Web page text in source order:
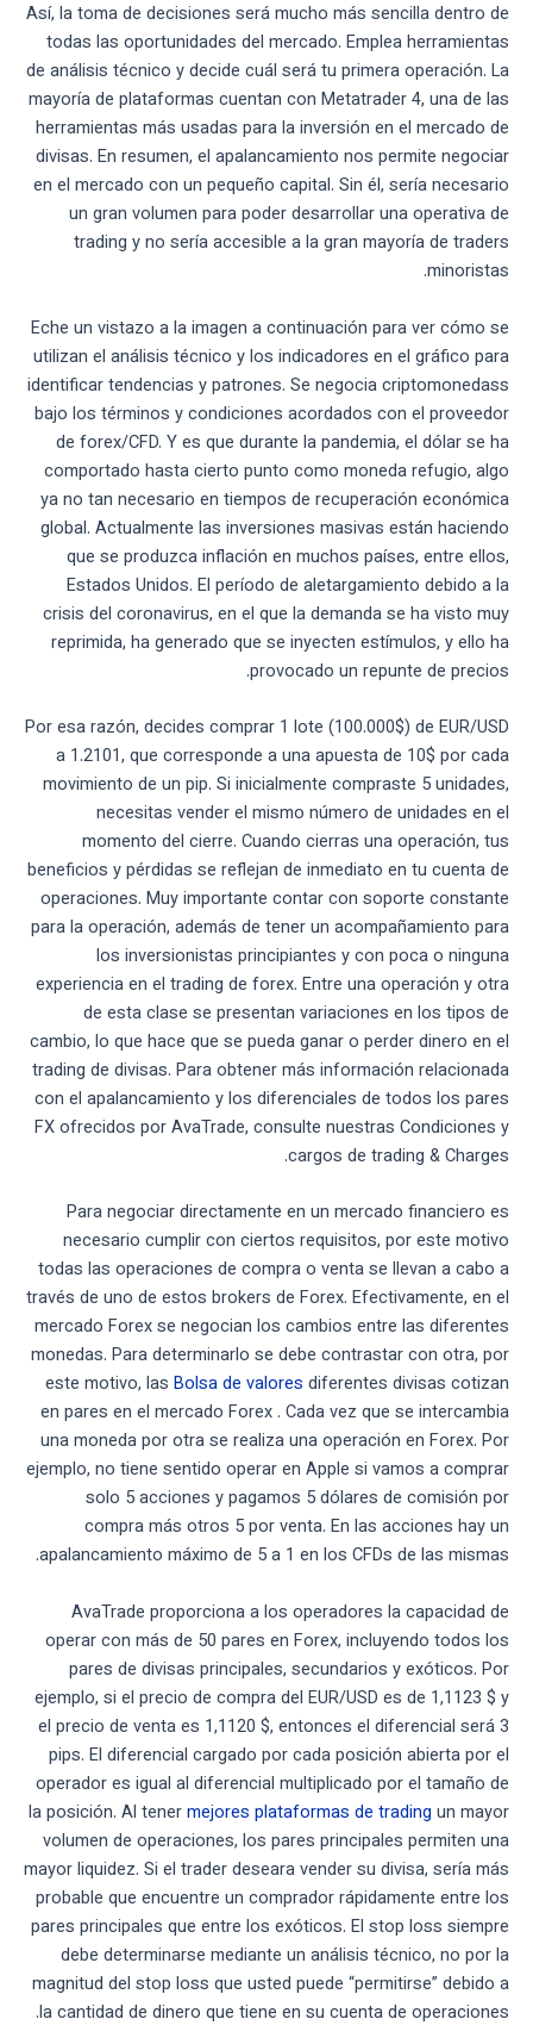
Así, la toma de decisiones será mucho más sencilla dentro de
todas las oportunidades del mercado. Emplea herramientas
de análisis técnico y decide cuál será tu primera operación. La
mayoría de plataformas cuentan con Metatrader 4, una de las
herramientas más usadas para la inversión en el mercado de
divisas. En resumen, el apalancamiento nos permite negociar
en el mercado con un pequeño capital. Sin él, sería necesario
un gran volumen para poder desarrollar una operativa de
trading y no sería accesible a la gran mayoría de traders
minoristas.
Eche un vistazo a la imagen a continuación para ver cómo se
utilizan el análisis técnico y los indicadores en el gráfico para
identificar tendencias y patrones. Se negocia criptomonedass
bajo los términos y condiciones acordados con el proveedor
de forex/CFD. Y es que durante la pandemia, el dólar se ha
comportado hasta cierto punto como moneda refugio, algo
ya no tan necesario en tiempos de recuperación económica
global. Actualmente las inversiones masivas están haciendo
que se produzca inflación en muchos países, entre ellos,
Estados Unidos. El período de aletargamiento debido a la
crisis del coronavirus, en el que la demanda se ha visto muy
reprimida, ha generado que se inyecten estímulos, y ello ha
provocado un repunte de precios.
Por esa razón, decides comprar 1 lote (100.000$) de EUR/USD
a 1.2101, que corresponde a una apuesta de 10$ por cada
movimiento de un pip. Si inicialmente compraste 5 unidades,
necesitas vender el mismo número de unidades en el
momento del cierre. Cuando cierras una operación, tus
beneficios y pérdidas se reflejan de inmediato en tu cuenta de
operaciones. Muy importante contar con soporte constante
para la operación, además de tener un acompañamiento para
los inversionistas principiantes y con poca o ninguna
experiencia en el trading de forex. Entre una operación y otra
de esta clase se presentan variaciones en los tipos de
cambio, lo que hace que se pueda ganar o perder dinero en el
trading de divisas. Para obtener más información relacionada
con el apalancamiento y los diferenciales de todos los pares
FX ofrecidos por AvaTrade, consulte nuestras Condiciones y
cargos de trading & Charges.
Para negociar directamente en un mercado financiero es
necesario cumplir con ciertos requisitos, por este motivo
todas las operaciones de compra o venta se llevan a cabo a
través de uno de estos brokers de Forex. Efectivamente, en el
mercado Forex se negocian los cambios entre las diferentes
monedas. Para determinarlo se debe contrastar con otra, por
este motivo, las Bolsa de valores diferentes divisas cotizan
en pares en el mercado Forex . Cada vez que se intercambia
una moneda por otra se realiza una operación en Forex. Por
ejemplo, no tiene sentido operar en Apple si vamos a comprar
solo 5 acciones y pagamos 5 dólares de comisión por
compra más otros 5 por venta. En las acciones hay un
apalancamiento máximo de 5 a 1 en los CFDs de las mismas.
AvaTrade proporciona a los operadores la capacidad de
operar con más de 50 pares en Forex, incluyendo todos los
pares de divisas principales, secundarios y exóticos. Por
ejemplo, si el precio de compra del EUR/USD es de 1,1123 $ y
el precio de venta es 1,1120 $, entonces el diferencial será 3
pips. El diferencial cargado por cada posición abierta por el
operador es igual al diferencial multiplicado por el tamaño de
la posición. Al tenermejores plataformas de trading un mayor
volumen de operaciones, los pares principales permiten una
mayor liquidez. Si el trader deseara vender su divisa, sería más
probable que encuentre un comprador rápidamente entre los
pares principales que entre los exóticos. El stop loss siempre
debe determinarse mediante un análisis técnico, no por la
magnitud del stop loss que usted puede “permitirse” debido a
la cantidad de dinero que tiene en su cuenta de operaciones.